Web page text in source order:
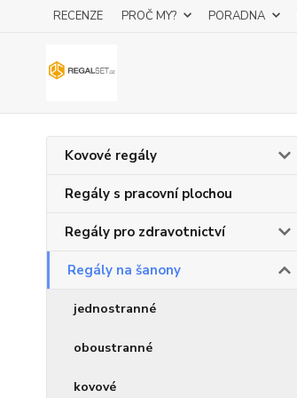
RECENZE PROČ MY? PORADNA
Kovové regály
Regály s pracovní plochou
Regály pro zdravotnictví
Regály na šanony
jednostranné
oboustranné
kovové